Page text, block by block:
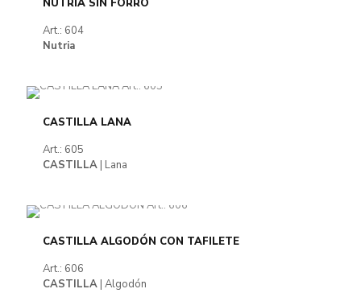
NUTRIA SIN FORRO
Art.: 604
Nutria
CASTILLA LANA
Art.: 605
CASTILLA | Lana
CASTILLA ALGODÓN CON TAFILETE
Art.: 606
CASTILLA | Algodón